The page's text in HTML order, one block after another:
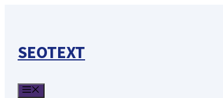
indholdSEOTEXT